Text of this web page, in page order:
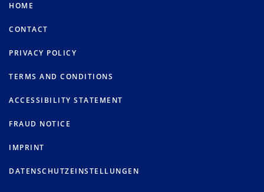
HOME
CONTACT
PRIVACY POLICY
TERMS AND CONDITIONS
ACCESSIBILITY STATEMENT
FRAUD NOTICE
IMPRINT
DATENSCHUTZEINSTELLUNGEN